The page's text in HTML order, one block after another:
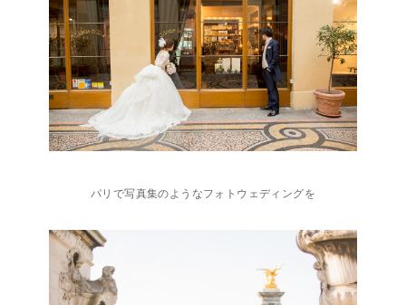
パリで写真集のようなフォトウェディングを